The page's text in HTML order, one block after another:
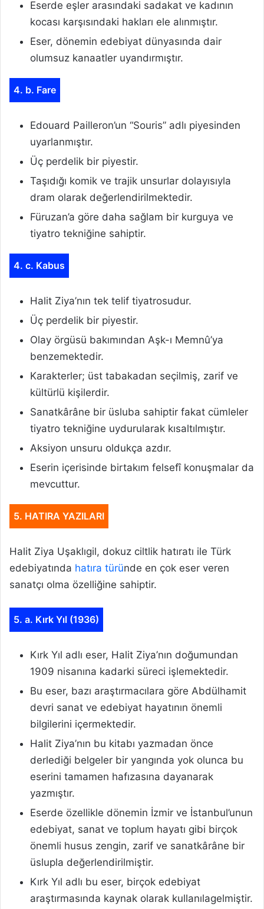
Eserde eşler arasındaki sadakat ve kadının
kocası karşısındaki hakları ele alınmıştır.
Eser, dönemin edebiyat dünyasında dair
olumsuz kanaatler uyandırmıştır.
4. b. Fare
Edouard Pailleron’un “Souris” adlı piyesinden
uyarlanmıştır.
Üç perdelik bir piyestir.
Taşıdığı komik ve trajik unsurlar dolayısıyla
dram olarak değerlendirilmektedir.
Füruzan’a göre daha sağlam bir kurguya ve
tiyatro tekniğine sahiptir.
4. c. Kabus
Halit Ziya’nın tek telif tiyatrosudur.
Üç perdelik bir piyestir.
Olay örgüsü bakımından Aşk-ı Memnû’ya
benzemektedir.
Karakterler; üst tabakadan seçilmiş, zarif ve
kültürlü kişilerdir.
Sanatkârâne bir üsluba sahiptir fakat cümleler
tiyatro tekniğine uydurularak kısaltılmıştır.
Aksiyon unsuru oldukça azdır.
Eserin içerisinde birtakım felsefî konuşmalar da
mevcuttur.
5. HATIRA YAZILARI
Halit Ziya Uşaklıgil, dokuz ciltlik hatıratı ile Türk
edebiyatında hatıra türünde en çok eser veren
sanatçı olma özelliğine sahiptir.
5. a. Kırk Yıl (1936)
Kırk Yıl adlı eser, Halit Ziya’nın doğumundan
1909 nisanına kadarki süreci işlemektedir.
Bu eser, bazı araştırmacılara göre Abdülhamit
devri sanat ve edebiyat hayatının önemli
bilgilerini içermektedir.
Halit Ziya’nın bu kitabı yazmadan önce
derlediği belgeler bir yangında yok olunca bu
eserini tamamen hafızasına dayanarak
yazmıştır.
Eserde özellikle dönemin İzmir ve İstanbul’unun
edebiyat, sanat ve toplum hayatı gibi birçok
önemli husus zengin, zarif ve sanatkârâne bir
üslupla değerlendirilmiştir.
Kırk Yıl adlı bu eser, birçok edebiyat
araştırmasında kaynak olarak kullanılagelmiştir.